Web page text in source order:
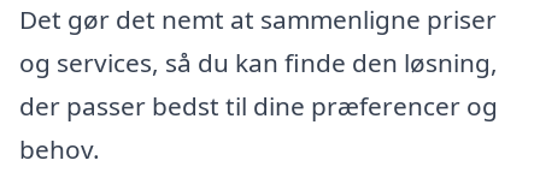
Det gør det nemt at sammenligne priser
og services, så du kan finde den løsning,
der passer bedst til dine præferencer og
behov.